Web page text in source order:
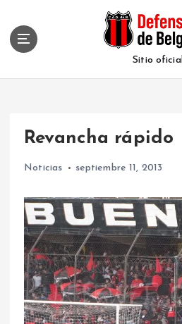
Sitio oficial
Revancha rápido
Noticias septiembre 11, 2013